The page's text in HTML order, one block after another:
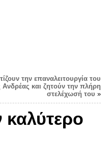
την επαναλειτουργία του
Ανδρέας και ζητούν την πλήρη
στελέχωσή του »